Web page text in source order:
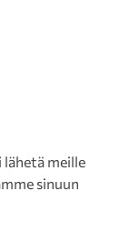
lähetä meille
sinuun